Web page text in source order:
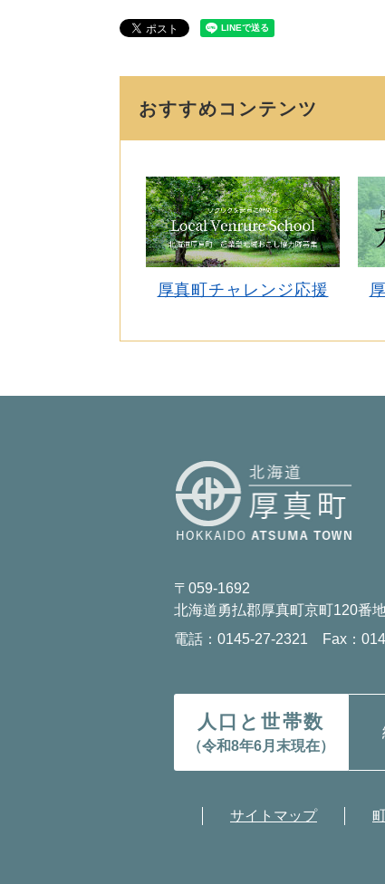
おすすめコンテンツ
厚真町チャレンジ応援
〒059-1692
北海道勇払郡厚真町京町120番
電話：0145-27-2321 Fax：
人口と世帯数
（令和8年6月末現在）
サイトマップ